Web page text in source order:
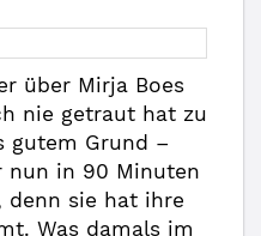
über Mirja Boes
nie getraut hat zu
gutem Grund –
nun in 90 Minuten
denn sie hat ihre
Was damals im